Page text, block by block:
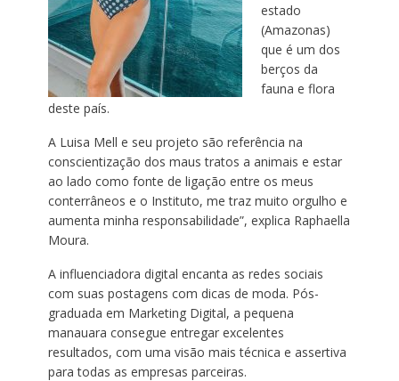
estado
(Amazonas)
que é um dos
berços da
fauna e flora
deste país.
A Luisa Mell e seu projeto são referência na
conscientização dos maus tratos a animais e estar
ao lado como fonte de ligação entre os meus
conterrâneos e o Instituto, me traz muito orgulho e
aumenta minha responsabilidade”, explica Raphaella
Moura.
A influenciadora digital encanta as redes sociais
com suas postagens com dicas de moda. Pós-
graduada em Marketing Digital, a pequena
manauara consegue entregar excelentes
resultados, com uma visão mais técnica e assertiva
para todas as empresas parceiras.